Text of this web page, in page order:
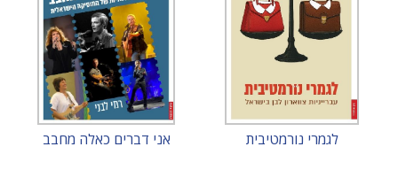
לגמרי נורמטיבית אני דברים כאלה מחבב